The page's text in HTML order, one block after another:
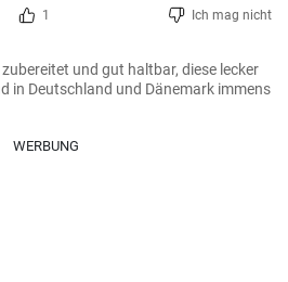
1 Ich mag nicht
und gut haltbar, diese lecker
in Deutschland und Dänemark immens
WERBUNG